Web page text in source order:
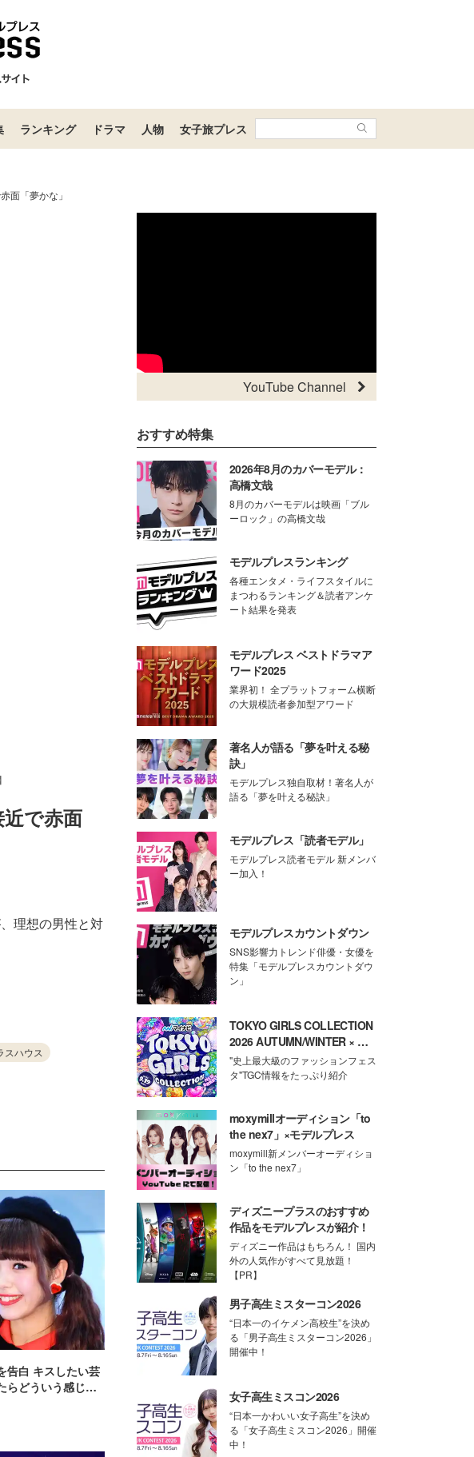
ランキング ドラマ 人物 女子旅プレス
面「夢かな」
で赤面
理想の男性と対
スハウス
告白 キスしたい芸
らどういう感じ
YouTube Channel
おすすめ特集
2026年8月のカバーモデル：
高橋文哉
8月のカバーモデルは映画「ブル
ーロック」の高橋文哉
モデルプレスランキング
各種エンタメ・ライフスタイルに
まつわるランキング＆読者アンケ
ート結果を発表
モデルプレス ベストドラマア
ワード2025
業界初！ 全プラットフォーム横断
の大規模読者参加型アワード
著名人が語る「夢を叶える秘
訣」
モデルプレス独自取材！著名人が
語る「夢を叶える秘訣」
モデルプレス「読者モデル」
モデルプレス読者モデル 新メンバ
ー加入！
モデルプレスカウントダウン
SNS影響力トレンド俳優・女優を
特集「モデルプレスカウントダウ
ン」
TOKYO GIRLS COLLECTION
2026 AUTUMN/WINTER × モ
デルプレス
"史上最大級のファッションフェス
タ"TGC情報をたっぷり紹介
moxymillオーディション「to
the nex7」×モデルプレス
moxymill新メンバーオーディショ
ン「to the nex7」
ディズニープラスのおすすめ
作品をモデルプレスが紹介！
ディズニー作品はもちろん！ 国内
外の人気作がすべて見放題！
【PR】
男子高生ミスターコン2026
“日本一のイケメン高校生”を決め
る「男子高生ミスターコン2026」
開催中！
女子高生ミスコン2026
“日本一かわいい女子高生”を決め
る「女子高生ミスコン2026」開催
中！